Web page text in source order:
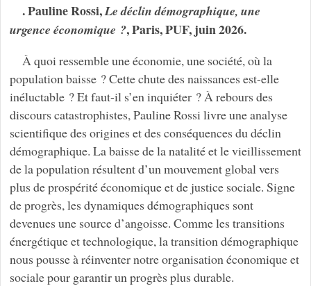
. Pauline Rossi,Le déclin démographique, une
urgence économique ?, Paris, PUF, juin 2026.
À quoi ressemble une économie, une société, où la
population baisse ? Cette chute des naissances est-elle
inéluctable ? Et faut-il s’en inquiéter ? À rebours des
discours catastrophistes, Pauline Rossi livre une analyse
scientifique des origines et des conséquences du déclin
démographique. La baisse de la natalité et le vieillissement
de la population résultent d’un mouvement global vers
plus de prospérité économique et de justice sociale. Signe
de progrès, les dynamiques démographiques sont
devenues une source d’angoisse. Comme les transitions
énergétique et technologique, la transition démographique
nous pousse à réinventer notre organisation économique et
sociale pour garantir un progrès plus durable.